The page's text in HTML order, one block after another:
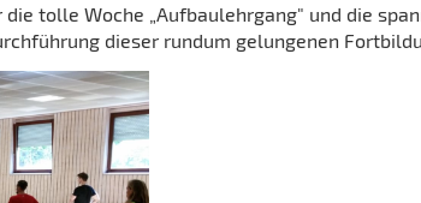
tolle Woche „Aufbaulehrgang" und die
dieser rundum gelungenen